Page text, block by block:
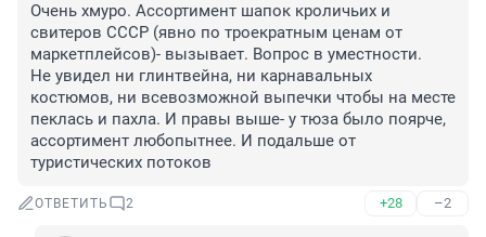
Очень хмуро. Ассортимент шапок кроличьих и
свитеров СССР (явно по троекратным ценам от
маркетплейсов)- вызывает. Вопрос в уместности.
Не увидел ни глинтвейна, ни карнавальных
костюмов, ни всевозможной выпечки чтобы на месте
пеклась и пахла. И правы выше- у тюза было поярче,
ассортимент любопытнее. И подальше от
туристических потоков
ОТВЕТИТЬ 2 +28 –2